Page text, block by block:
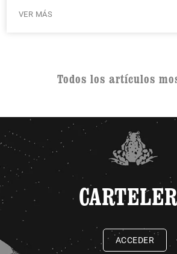
VER MÁS
Todos los artículos
ACCEDER